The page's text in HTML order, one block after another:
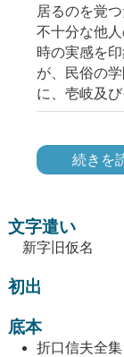
居るのを覚
不十分な他
時の実感を
が、民俗の
に、壱岐及
続きを
文字遣い
新字旧仮名
初出
底本
折口信夫全